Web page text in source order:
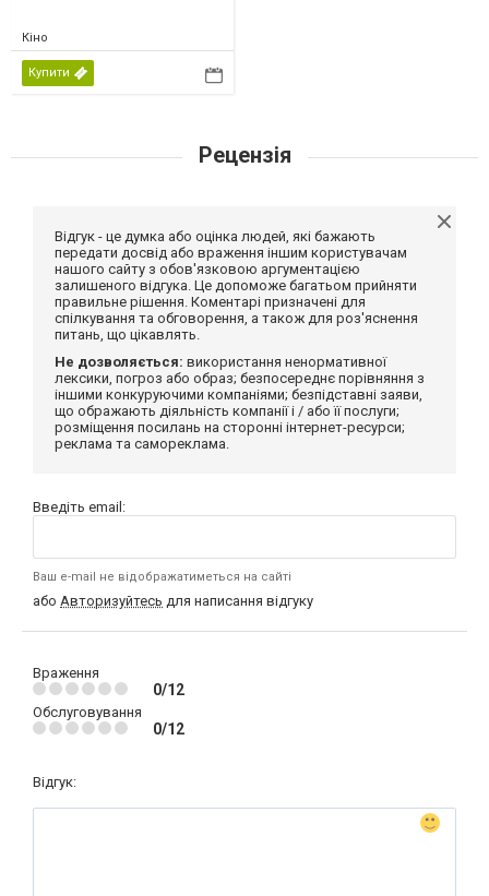
Кіно
Купити
Рецензія
Відгук - це думка або оцінка людей, які бажають
передати досвід або враження іншим користувачам
нашого сайту з обов'язковою аргументацією
залишеного відгука. Це допоможе багатьом прийняти
правильне рішення. Коментарі призначені для
спілкування та обговорення, а також для роз'яснення
питань, що цікавлять.
Не дозволяється: використання ненормативної
лексики, погроз або образ; безпосереднє порівняння з
іншими конкуруючими компаніями; безпідставні заяви,
що ображають діяльність компанії і / або її послуги;
розміщення посилань на сторонні інтернет-ресурси;
реклама та самореклама.
Введіть email:
Ваш e-mail не відображатиметься на сайті
або Авторизуйтесь для написання відгуку
Враження
0/12
Обслуговування
0/12
Відгук: